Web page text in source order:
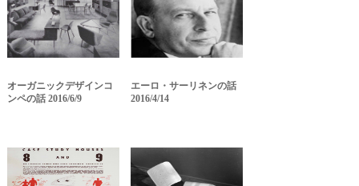
オーガニックデザインコ
ンペの話 2016/6/9
エーロ・サーリネンの話
2016/4/14